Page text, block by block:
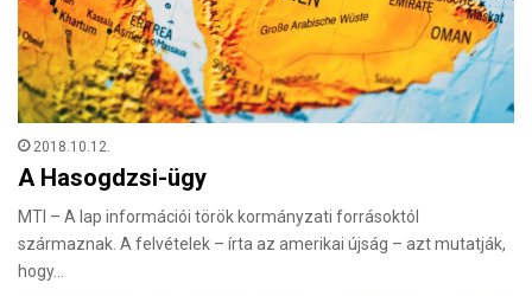
2018.10.12.
A Hasogdzsi-ügy
MTI – A lap információi török kormányzati forrásoktól
származnak. A felvételek – írta az amerikai újság – azt mutatják,
hogy…